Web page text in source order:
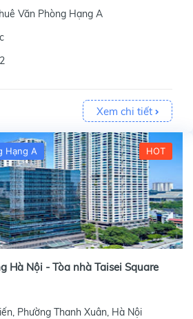
Văn Phòng Hạng A
Xem chi tiết
Hạng A HOT
Hà Nội - Tòa nhà Taisei Square
Phường Thanh Xuân, Hà Nội